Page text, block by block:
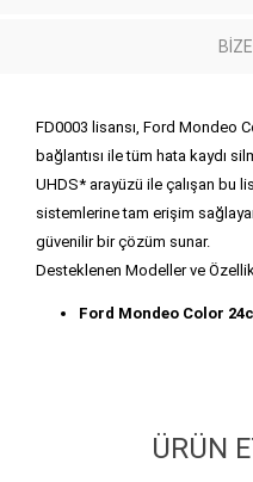
FD0003 lisansı, Ford Mondeo
bağlantısı ile tüm hata kaydı
UHDS* arayüzü ile çalışan bu
sistemlerine tam erişim
güvenilir bir çözüm sunar.
Desteklenen Modeller ve
Ford Mondeo Color
ÜRÜN